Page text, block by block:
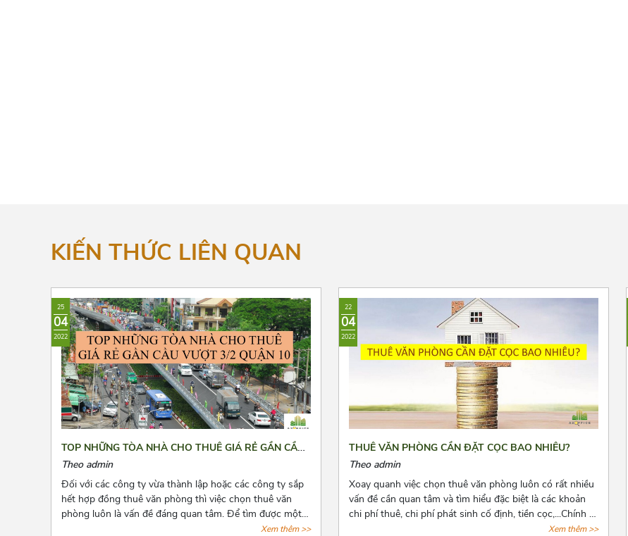
KIẾN THỨC LIÊN QUAN
25
04
2022
TOP NHỮNG TÒA NHÀ CHO THUÊ GIÁ RẺ GẦN CẦU
VƯỢT 3/2 QUẬN 10
Theo admin
Đối với các công ty vừa thành lập hoặc các công ty sắp
hết hợp đồng thuê văn phòng thì việc chọn thuê văn
phòng luôn là vấn đề đáng quan tâm. Để tìm được một
văn phòng vừa ý, giá cả hợp lý, vị trí thuận tiện đi lại, cơ
Xem thêm >>
22
04
2022
THUÊ VĂN PHÒNG CẦN ĐẶT CỌC BAO NHIÊU?
Theo admin
Xoay quanh việc chọn thuê văn phòng luôn có rất nhiều
vấn đề cần quan tâm và tìm hiểu đặc biệt là các khoản
chi phí thuê, chi phí phát sinh cố định, tiền cọc,...Chính vì
vậy trước khi quyết định thuê văn phòng, bên thuê cần
Xem thêm >>